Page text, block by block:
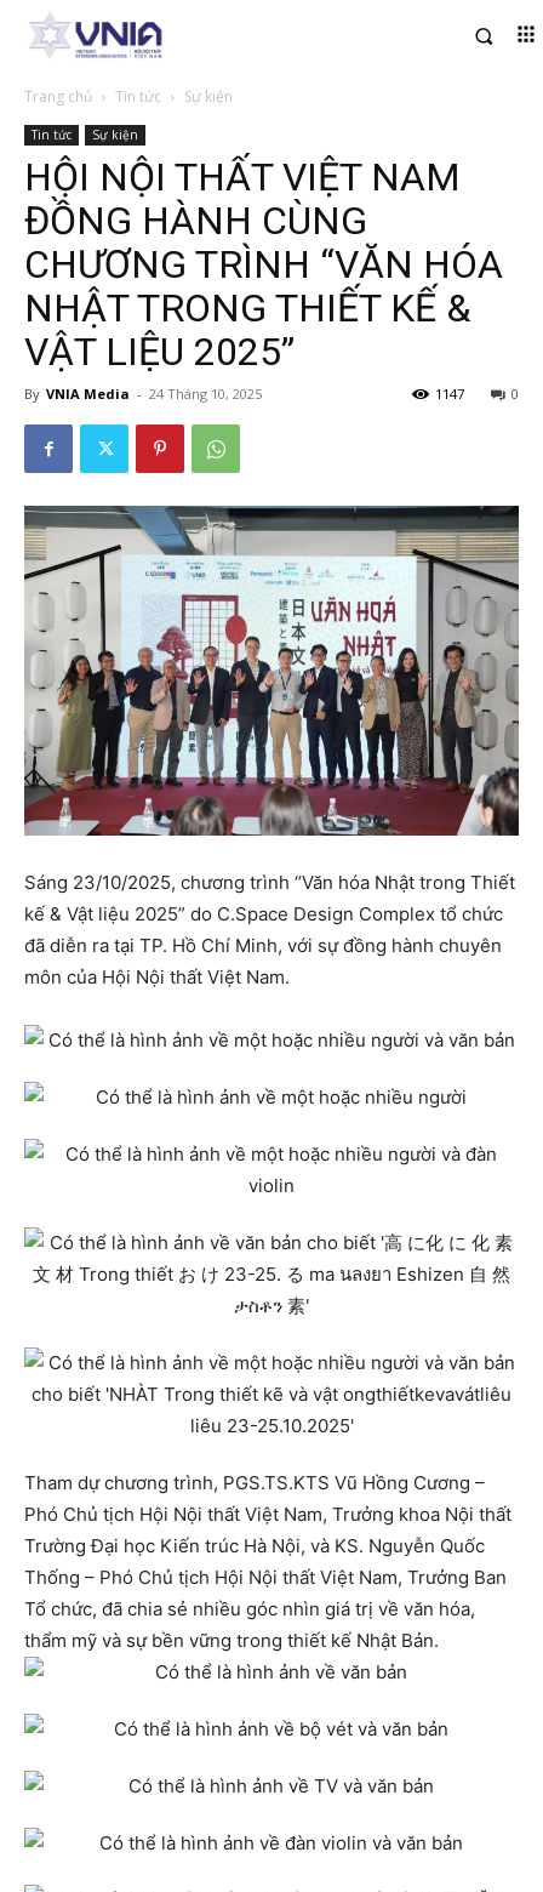
Trang chủ Tin tức Sự kiện
Tin tức Sự kiện
HỘI NỘI THẤT VIỆT NAM
ĐỒNG HÀNH CÙNG
CHƯƠNG TRÌNH “VĂN HÓA
NHẬT TRONG THIẾT KẾ &
VẬT LIỆU 2025”
By VNIA Media - 24 Tháng 10, 2025 0
1147
Sáng 23/10/2025, chương trình “Văn hóa Nhật trong Thiết
kế & Vật liệu 2025” do C.Space Design Complex tổ chức
đã diễn ra tại TP. Hồ Chí Minh, với sự đồng hành chuyên
môn của Hội Nội thất Việt Nam.
Tham dự chương trình, PGS.TS.KTS Vũ Hồng Cương –
Phó Chủ tịch Hội Nội thất Việt Nam, Trưởng khoa Nội thất
Trường Đại học Kiến trúc Hà Nội, và KS. Nguyễn Quốc
Thống – Phó Chủ tịch Hội Nội thất Việt Nam, Trưởng Ban
Tổ chức, đã chia sẻ nhiều góc nhìn giá trị về văn hóa,
thẩm mỹ và sự bền vững trong thiết kế Nhật Bản.